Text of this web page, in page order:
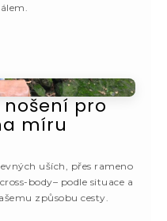
pro
míru
uších, přes rameno
body– podle situace a
způsobu cesty.